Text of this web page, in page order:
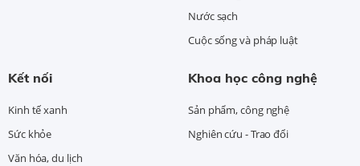
Nước sạch
Cuộc sống và pháp luật
Kết nối
Kinh tế xanh
Sức khỏe
Văn hóa, du lịch
Khoa học công nghệ
Sản phẩm, công nghệ
Nghiên cứu - Trao đổi